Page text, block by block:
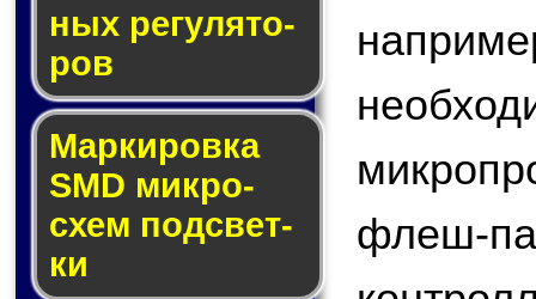
ных ре­гу­ля­то­
ров
Маркировка
SMD мик­ро­
схем под­свет­
ки